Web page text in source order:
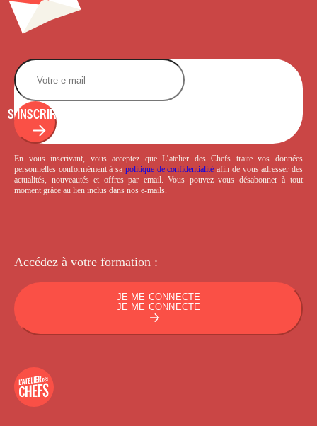
S'INSCRIRE
En vous inscrivant, vous acceptez que L’atelier des Chefs traite vos données
personnelles conformément à sa politique de confidentialité afin de vous adresser des
actualités, nouveautés et offres par email. Vous pouvez vous désabonner à tout
moment grâce au lien inclus dans nos e-mails.
Accédez à votre formation :
JE ME CONNECTE
JE ME CONNECTE